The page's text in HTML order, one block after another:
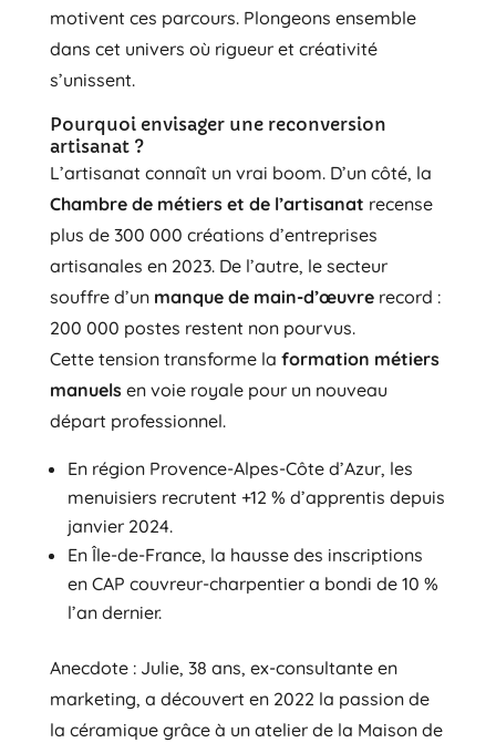
motivent ces parcours. Plongeons ensemble
dans cet univers où rigueur et créativité
s’unissent.
Pourquoi envisager une reconversion
artisanat ?
L’artisanat connaît un vrai boom. D’un côté, la
Chambre de métiers et de l’artisanat recense
plus de 300 000 créations d’entreprises
artisanales en 2023. De l’autre, le secteur
souffre d’un manque de main-d’œuvrerecord :
200 000 postes restent non pourvus.
Cette tension transforme la formation métiers
manuelsen voie royale pour un nouveau
départ professionnel.
En région Provence-Alpes-Côte d’Azur, les
menuisiers recrutent +12 % d’apprentis depuis
janvier 2024.
En Île-de-France, la hausse des inscriptions
en CAP couvreur-charpentier a bondi de 10 %
l’an dernier.
Anecdote : Julie, 38 ans, ex-consultante en
marketing, a découvert en 2022 la passion de
la céramique grâce à un atelier de la Maison de